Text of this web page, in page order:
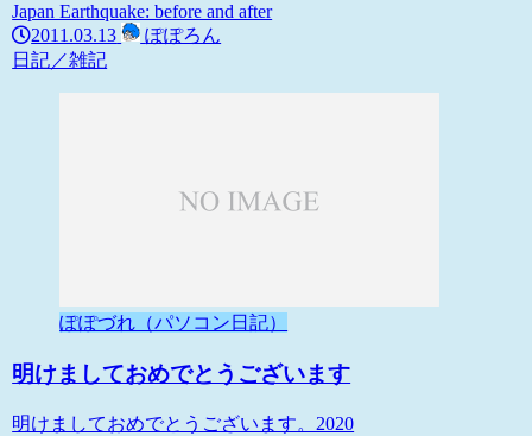
Japan Earthquake: before and after
2011.03.13
ぽぽろん
日記／雑記
ぽぽづれ（パソコン日記）
明けましておめでとうございます
明けましておめでとうございます。2020